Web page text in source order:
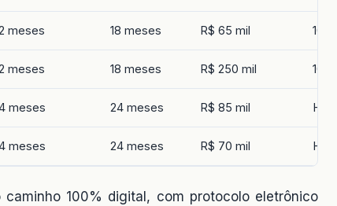
meses 18 meses R$ 65 mil
meses 18 meses R$ 250 mil
meses 24 meses R$ 85 mil
meses 24 meses R$ 70 mil
caminho 100% digital, com protocolo eletrônico